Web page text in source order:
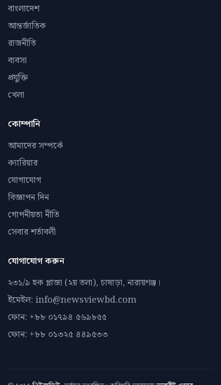
বাংলাদেশ
আন্তর্জাতিক
রাজনীতি
ব্যবসা
প্রযুক্তি
খেলা
কোম্পানি
আমাদের সম্পর্কে
ক্যারিয়ার
যোগাযোগ
বিজ্ঞাপন দিন
গোপনীয়তা নীতি
সেবার শর্তাবলী
যোগাযোগ করুন
২৩১/৯ হক প্লাজা (২য় তলা), চাষাড়া, নারায়ণঞ্জ।
ইমেইল: info@newsviewbd.com
ফোন: +৮৮ ০১৭৯৪ ৫৬৯৮৫৫
ফোন: +৮৮ ০১৩২৫ ৪৪৯৫৩৩